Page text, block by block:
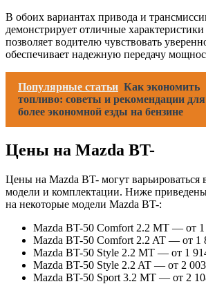
В обоих вариантах привода и
демонстрирует отличные
позволяет водителю чувствовать
обеспечивает надежную передачу
Популярные статьи Как экономить
топливо: советы и рекомендации для
более экономной езды на бензине
Цены на Mazda BT-
Цены на Mazda BT- могут варьироваться
модели и комплектации. Ниже
на некоторые модели Mazda BT-:
Mazda BT-50 Comfort 2.2 MT — от 1
Mazda BT-50 Comfort 2.2 AT — от 1
Mazda BT-50 Style 2.2 MT — от 1
Mazda BT-50 Style 2.2 AT — от 2
Mazda BT-50 Sport 3.2 MT — от 2